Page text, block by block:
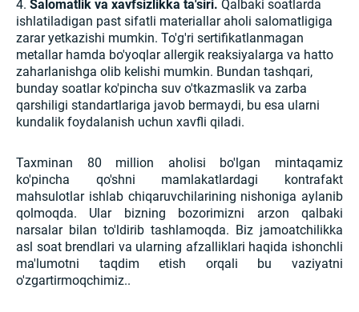
Salomatlik va xavfsizlikka ta'siri. Qalbaki soatlarda
ishlatiladigan past sifatli materiallar aholi salomatligiga
zarar yetkazishi mumkin. To'g'ri sertifikatlanmagan
metallar hamda bo'yoqlar allergik reaksiyalarga va hatto
zaharlanishga olib kelishi mumkin. Bundan tashqari,
bunday soatlar ko'pincha suv o'tkazmaslik va zarba
qarshiligi standartlariga javob bermaydi, bu esa ularni
kundalik foydalanish uchun xavfli qiladi.
Taxminan 80 million aholisi bo'lgan mintaqamiz
ko'pincha qo'shni mamlakatlardagi kontrafakt
mahsulotlar ishlab chiqaruvchilarining nishoniga aylanib
qolmoqda. Ular bizning bozorimizni arzon qalbaki
narsalar bilan to'ldirib tashlamoqda. Biz jamoatchilikka
asl soat brendlari va ularning afzalliklari haqida ishonchli
ma'lumotni taqdim etish orqali bu vaziyatni
o'zgartirmoqchimiz..